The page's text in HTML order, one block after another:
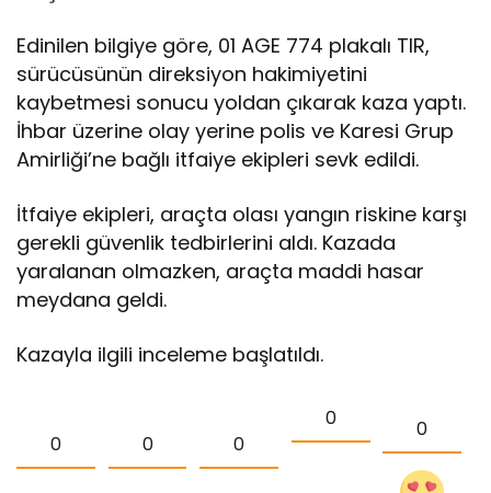
Edinilen bilgiye göre, 01 AGE 774 plakalı TIR,
sürücüsünün direksiyon hakimiyetini
kaybetmesi sonucu yoldan çıkarak kaza yaptı.
İhbar üzerine olay yerine polis ve Karesi Grup
Amirliği’ne bağlı itfaiye ekipleri sevk edildi.
İtfaiye ekipleri, araçta olası yangın riskine karşı
gerekli güvenlik tedbirlerini aldı. Kazada
yaralanan olmazken, araçta maddi hasar
meydana geldi.
Kazayla ilgili inceleme başlatıldı.
0 0 0
0 0